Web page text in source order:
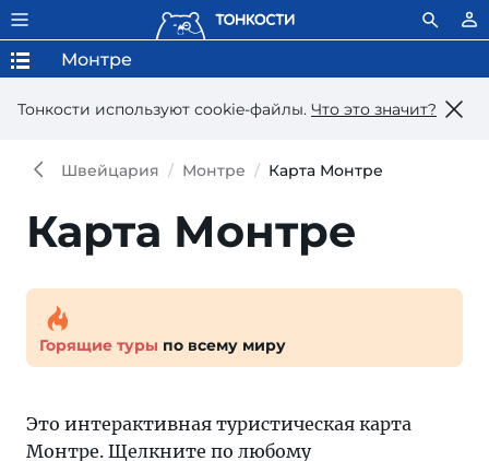
Тонкости используют сookie-файлы. Что это значит?
Монтре
Швейцария Монтре Карта Монтре
Карта Монтре
Горящие туры по всему миру
Это интерактивная туристическая карта
Монтре. Щелкните по любому